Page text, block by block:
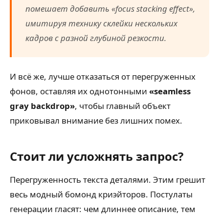
помешает добавить «focus stacking effect»,
имитируя технику склейки нескольких
кадров с разной глубиной резкости.
И всё же, лучше отказаться от перегруженных
фонов, оставляя их однотонными «seamless
gray backdrop», чтобы главный объект
приковывал внимание без лишних помех.
Стоит ли усложнять запрос?
Перегруженность текста деталями. Этим грешит
весь модный бомонд криэйторов. Постулаты
генерации гласят: чем длиннее описание, тем